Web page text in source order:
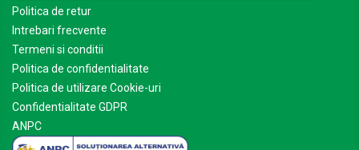
Politica de retur
Intrebari frecvente
Termeni si conditii
Politica de confidentialitate
Politica de utilizare Cookie-uri
Confidentialitate GDPR
ANPC